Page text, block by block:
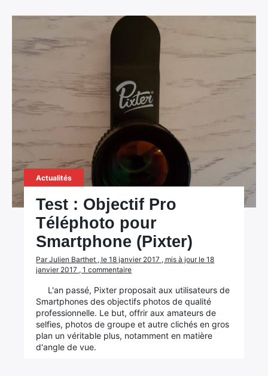
Actualités
Test : Objectif Pro
Téléphoto pour
Smartphone (Pixter)
Par Julien Barthet , le 18 janvier 2017 , mis à jour le 18
janvier 2017 , 1 commentaire
L'an passé, Pixter proposait aux utilisateurs de
Smartphones des objectifs photos de qualité
professionnelle. Le but, offrir aux amateurs de
selfies, photos de groupe et autre clichés en gros
plan un véritable plus, notamment en matière
d'angle de vue.